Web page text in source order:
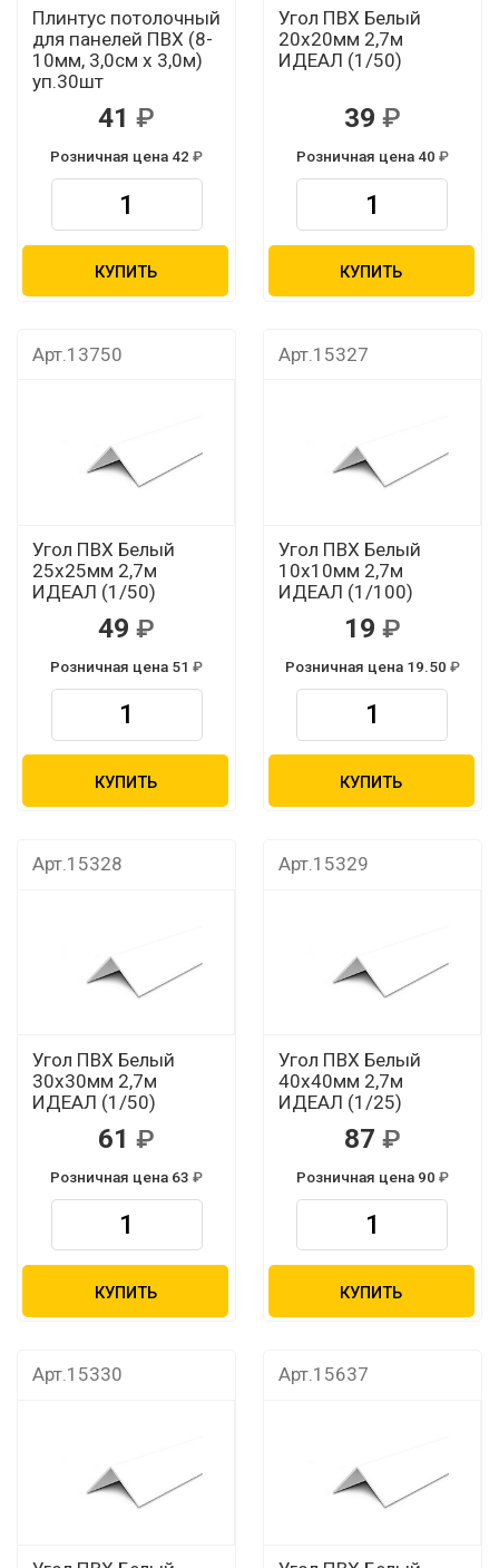
Плинтус потолочный
для панелей ПВХ (8-
10мм, 3,0см х 3,0м)
уп.30шт
41
Розничная цена 42
КУПИТЬ
Угол ПВХ Белый
20х20мм 2,7м
ИДЕАЛ (1/50)
39
Розничная цена 40
КУПИТЬ
Арт.13750
Угол ПВХ Белый
25х25мм 2,7м
ИДЕАЛ (1/50)
49
Розничная цена 51
КУПИТЬ
Арт.15327
Угол ПВХ Белый
10х10мм 2,7м
ИДЕАЛ (1/100)
19
Розничная цена 19.50
КУПИТЬ
Арт.15328
Угол ПВХ Белый
30х30мм 2,7м
ИДЕАЛ (1/50)
61
Розничная цена 63
КУПИТЬ
Арт.15329
Угол ПВХ Белый
40х40мм 2,7м
ИДЕАЛ (1/25)
87
Розничная цена 90
КУПИТЬ
Арт.15330 Арт.15637